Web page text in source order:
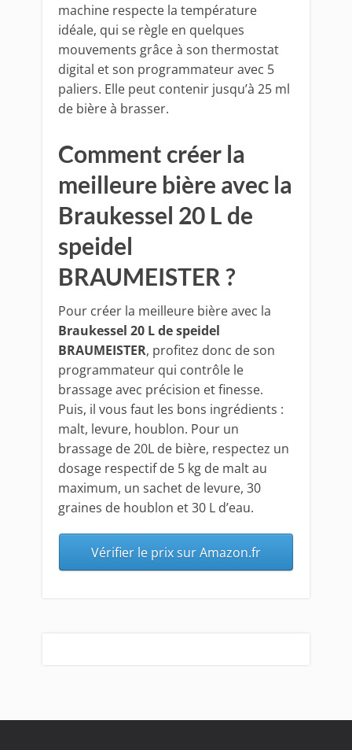
machine respecte la température
idéale, qui se règle en quelques
mouvements grâce à son thermostat
digital et son programmateur avec 5
paliers. Elle peut contenir jusqu’à 25 ml
de bière à brasser.
Comment créer la
meilleure bière avec la
Braukessel 20 L de
speidel
BRAUMEISTER ?
Pour créer la meilleure bière avec la
Braukessel 20 L de speidel
BRAUMEISTER, profitez donc de son
programmateur qui contrôle le
brassage avec précision et finesse.
Puis, il vous faut les bons ingrédients :
malt, levure, houblon. Pour un
brassage de 20L de bière, respectez un
dosage respectif de 5 kg de malt au
maximum, un sachet de levure, 30
graines de houblon et 30 L d’eau.
Vérifier le prix sur Amazon.fr